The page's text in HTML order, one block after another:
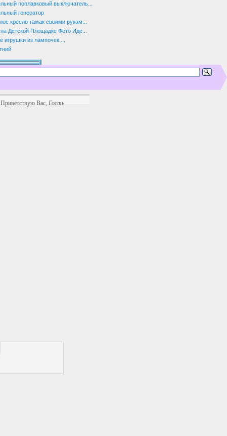
поплавковый выключатель...
генератор
кресло-гамак своими рукам...
Детской Площадке Фото Иде...
игрушки из лампочек....
Приветствую Вас,Гость